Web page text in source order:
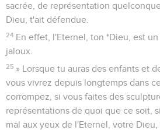
sacrée, de représentation
Dieu, t'ait défendue.
24 En effet, l'Eternel, ton *Dieu, est
jaloux.
25 » Lorsque tu auras des enfants et
vous vivrez depuis longtemps dans
corrompez, si vous faites des
représentations de quoi que ce soit,
mal aux yeux de l'Eternel, votre